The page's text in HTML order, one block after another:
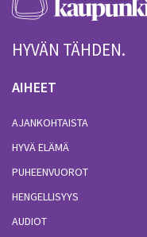
HYVÄN TÄHDEN.
AIHEET
AJANKOHTAISTA
HYVÄ ELÄMÄ
PUHEENVUOROT
HENGELLISYYS
AUDIOT